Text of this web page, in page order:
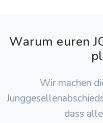
Warum euren
Wir machen
dass